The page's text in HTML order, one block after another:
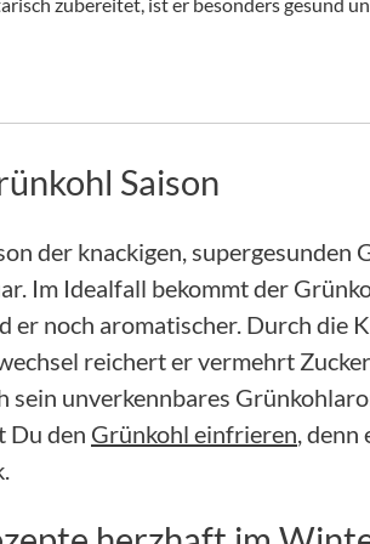
Saison
der knackigen,
Im Idealfall bekommt der
er noch aromatischer. Durch die
reichert er vermehrt
sein unverkennbares
Du den Grünkohl einfrieren ,